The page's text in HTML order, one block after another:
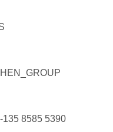
135 8585 5390